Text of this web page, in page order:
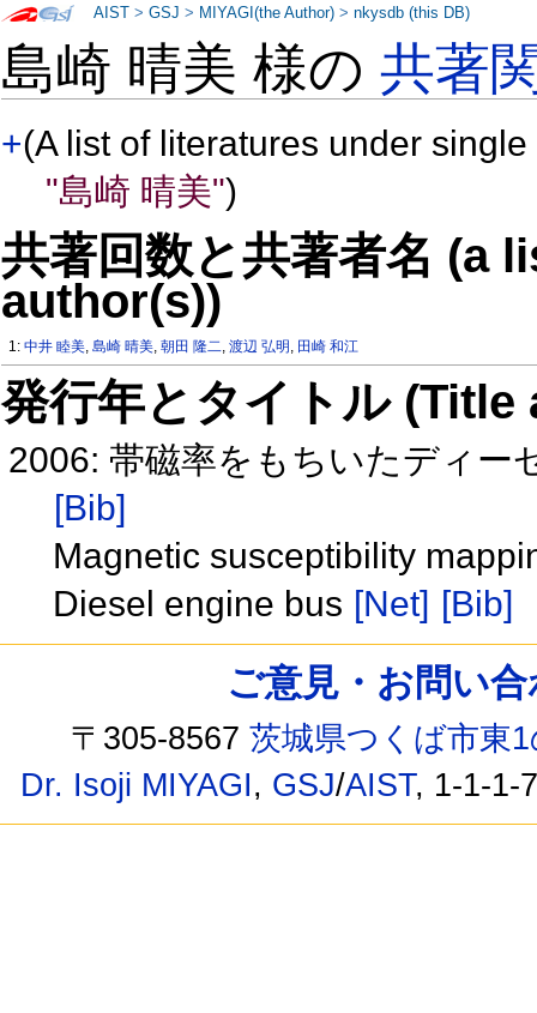
島崎 晴美 様の共著
+(A list of literatures under
"島崎 晴美")
共著回数と共著者名 (a
author(s))
1:中井 睦美,島崎 晴美,朝田 隆二,渡辺 弘明 , 田崎 和江
発行年とタイトル
2006: 帯磁率をもちいたディ
[Bib]
Magnetic susceptibility
Diesel engine bus [Net] [Bib]
AIST >GSJ > MIYAGI(the Author) >nkysdb (this DB)
ご意見・お問い
〒305-8567茨城県つくば市東
Dr. Isoji MIYAGI, GSJ/AIST, 1-1-1-